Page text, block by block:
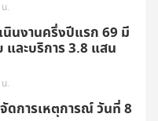
.
นินงานครึ่งปีแรก 69 มี
และบริการ 3.8 แสน
.
ดการเหตุการณ์ วันที่ 8